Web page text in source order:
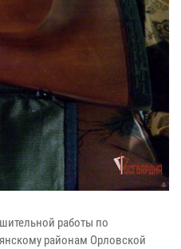
работы по
районам Орловской